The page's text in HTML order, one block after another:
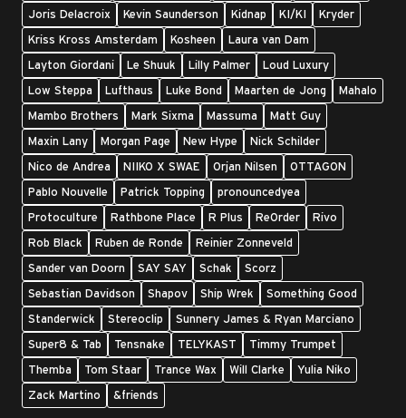
Joris Delacroix
Kevin Saunderson Kidnap KI/KI
Kryder
Kriss Kross Amsterdam
Kosheen
Laura van Dam
Layton Giordani
Le Shuuk Lilly Palmer
Loud Luxury
Low Steppa
Lufthaus Luke Bond Maarten de Jong
Mahalo
Mambo Brothers
Mark Sixma Massuma
Matt Guy
Maxin Lany
Morgan Page New Hype
Nick Schilder
Nico de Andrea
NIIKO X SWAE Orjan Nilsen
OTTAGON
Pablo Nouvelle
Patrick Topping
pronouncedyea
Protoculture
Rathbone Place R Plus ReOrder
Rivo
Rob Black
Ruben de Ronde
Reinier Zonneveld
Sander van Doorn
SAY SAY Schak
Scorz
Sebastian Davidson
Shapov Ship Wrek
Something Good
Standerwick
Stereoclip
Sunnery James & Ryan Marciano
Super8 & Tab
Tensnake TELYKAST
Timmy Trumpet
Themba
Tom Staar Trance Wax Will Clarke
Yulia Niko
Zack Martino
&friends